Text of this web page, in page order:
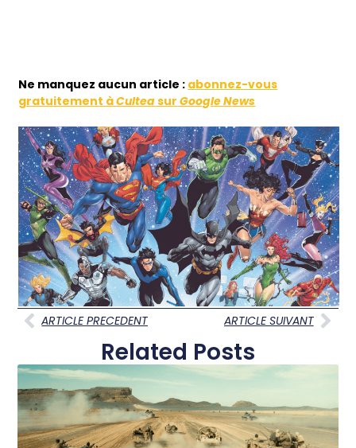
Ne manquez aucun article : abonnez-vous
gratuitement àCulteasur Google News
ARTICLE PRECEDENT ARTICLE SUIVANT
Related Posts